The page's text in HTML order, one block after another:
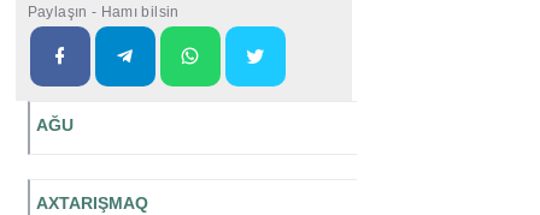
Paylaşın - Hamı bilsin
AĞU
AXTARIŞMAQ